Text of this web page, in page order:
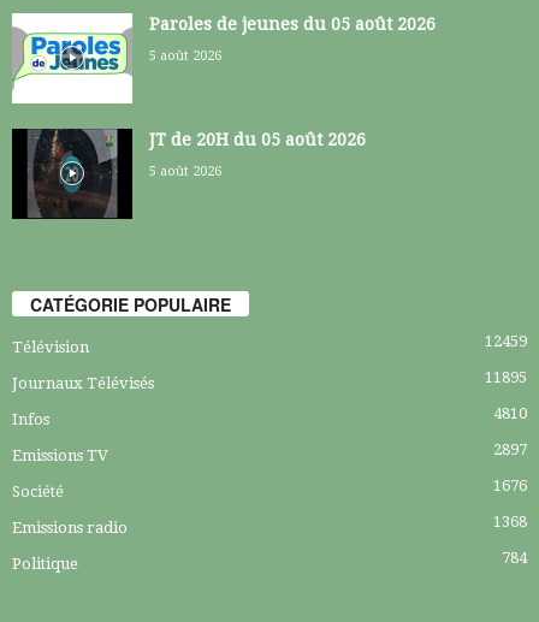
Paroles de jeunes du 05 août 2026
5 août 2026
JT de 20H du 05 août 2026
5 août 2026
CATÉGORIE POPULAIRE
Télévision 12459
Journaux Télévisés 11895
Infos 4810
Emissions TV 2897
Société 1676
Emissions radio 1368
Politique 784